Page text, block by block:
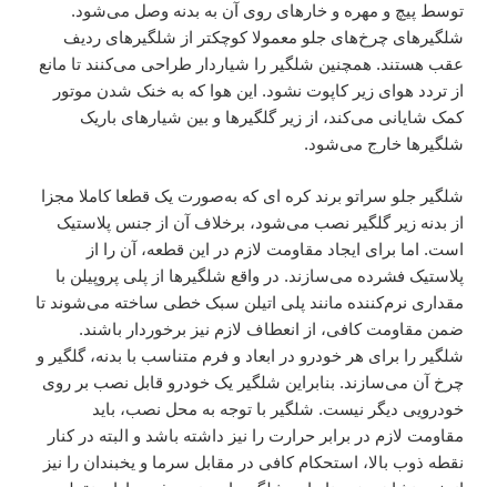
توسط پیچ و مهره و خارهای روی آن به بدنه وصل می‌شود.
شلگیرهای چرخ‌های جلو معمولا کوچکتر از شلگیرهای ردیف
عقب هستند. همچنین شلگیر را شیاردار طراحی می‌کنند تا مانع
از تردد هوای زیر کاپوت نشود. این هوا که به خنک شدن موتور
کمک شایانی می‌کند، از زیر گلگیرها و بین شیارهای باریک
شلگیرها خارج می‌شود.
شلگیر جلو سراتو برند کره ای که به‌صورت یک قطعا کاملا مجزا
از بدنه زیر گلگیر نصب می‌شود، برخلاف آن از جنس پلاستیک
است. اما برای ایجاد مقاومت لازم در این قطعه، آن را از
پلاستیک فشرده می‌سازند. در واقع شلگیرها از پلی پروپیلن با
مقداری نرم‌کننده مانند پلی اتیلن سبک خطی ساخته می‌شوند تا
ضمن مقاومت کافی، از انعطاف لازم نیز برخوردار باشند.
شلگیر را برای هر خودرو در ابعاد و فرم متناسب با بدنه، گلگیر و
چرخ آن می‌سازند. بنابراین شلگیر یک خودرو قابل نصب بر روی
خودرویی دیگر نیست. شلگیر با توجه به محل نصب، باید
مقاومت لازم در برابر حرارت را نیز داشته باشد و البته در کنار
نقطه ذوب بالا، استحکام کافی در مقابل سرما و یخبندان را نیز